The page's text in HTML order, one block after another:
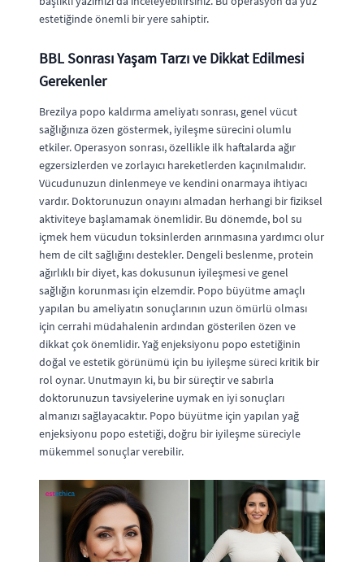
estetiğinde önemli bir yere sahiptir.
BBL Sonrası Yaşam Tarzı ve Dikkat Edilmesi
Gerekenler
Brezilya popo kaldırma ameliyatı sonrası, genel vücut
sağlığınıza özen göstermek, iyileşme sürecini olumlu
etkiler. Operasyon sonrası, özellikle ilk haftalarda ağır
egzersizlerden ve zorlayıcı hareketlerden kaçınılmalıdır.
Vücudunuzun dinlenmeye ve kendini onarmaya ihtiyacı
vardır. Doktorunuzun onayını almadan herhangi bir fiziksel
aktiviteye başlamamak önemlidir. Bu dönemde, bol su
içmek hem vücudun toksinlerden arınmasına yardımcı olur
hem de cilt sağlığını destekler. Dengeli beslenme, protein
ağırlıklı bir diyet, kas dokusunun iyileşmesi ve genel
sağlığın korunması için elzemdir. Popo büyütme amaçlı
yapılan bu ameliyatın sonuçlarının uzun ömürlü olması
için cerrahi müdahalenin ardından gösterilen özen ve
dikkat çok önemlidir. Yağ enjeksiyonu popo estetiğinin
doğal ve estetik görünümü için bu iyileşme süreci kritik bir
rol oynar. Unutmayın ki, bu bir süreçtir ve sabırla
doktorunuzun tavsiyelerine uymak en iyi sonuçları
almanızı sağlayacaktır. Popo büyütme için yapılan yağ
enjeksiyonu popo estetiği, doğru bir iyileşme süreciyle
mükemmel sonuçlar verebilir.